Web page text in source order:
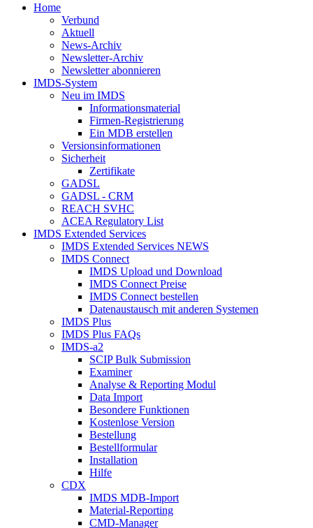
Home
Verbund
Aktuell
News-Archiv
Newsletter-Archiv
Newsletter abonnieren
IMDS-System
Neu im IMDS
Informationsmaterial
Firmen-Registrierung
Ein MDB erstellen
Versionsinformationen
Sicherheit
Zertifikate
GADSL
GADSL - CRM
REACH SVHC
ACEA Regulatory List
IMDS Extended Services
IMDS Extended Services NEWS
IMDS Connect
IMDS Upload und Download
IMDS Connect Preise
IMDS Connect bestellen
Datenaustausch mit anderen Systemen
IMDS Plus
IMDS Plus FAQs
IMDS-a2
SCIP Bulk Submission
Examiner
Analyse & Reporting Modul
Data Import
Besondere Funktionen
Kostenlose Version
Bestellung
Bestellformular
Installation
Hilfe
CDX
IMDS MDB-Import
Material-Reporting
CMD-Manager